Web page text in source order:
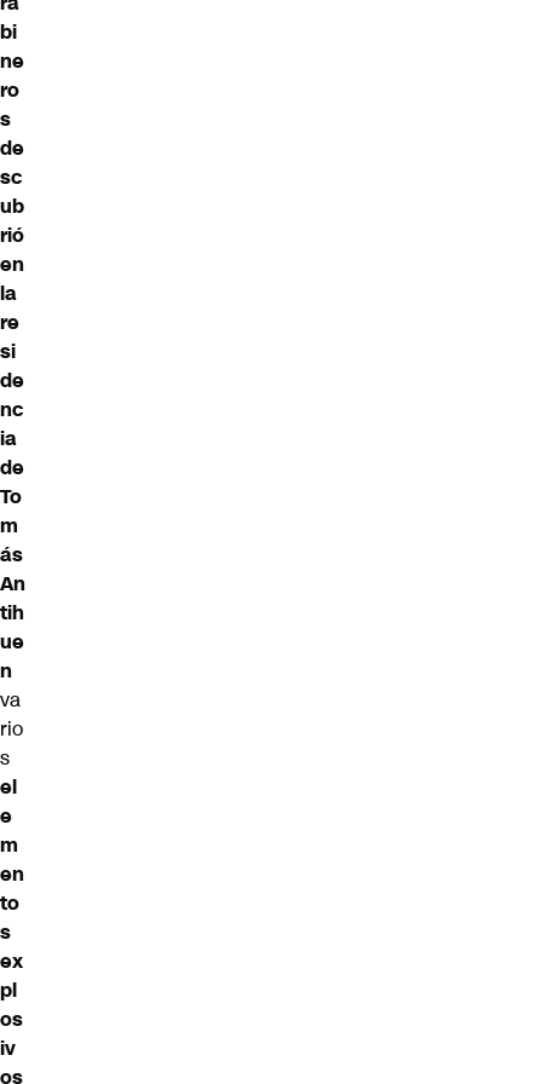
bi
ne
ro
s
de
sc
ub
rió
en
la
re
si
de
nc
ia
de
To
m
ás
An
tih
ue
n
va
rio
s
el
e
m
en
to
s
ex
pl
os
iv
os